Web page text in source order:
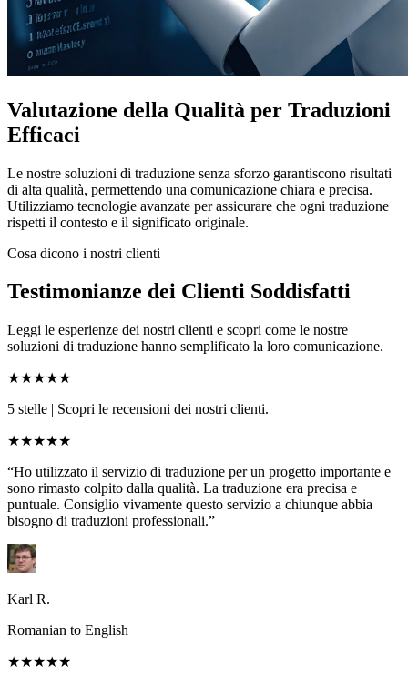
Valutazione della Qualità per Traduzioni
Efficaci
Le nostre soluzioni di traduzione senza sforzo garantiscono risultati
di alta qualità, permettendo una comunicazione chiara e precisa.
Utilizziamo tecnologie avanzate per assicurare che ogni traduzione
rispetti il contesto e il significato originale.
Cosa dicono i nostri clienti
Testimonianze dei Clienti Soddisfatti
Leggi le esperienze dei nostri clienti e scopri come le nostre
soluzioni di traduzione hanno semplificato la loro comunicazione.
★★★★★
5 stelle | Scopri le recensioni dei nostri clienti.
★★★★★
“Ho utilizzato il servizio di traduzione per un progetto importante e
sono rimasto colpito dalla qualità. La traduzione era precisa e
puntuale. Consiglio vivamente questo servizio a chiunque abbia
bisogno di traduzioni professionali.”
Karl R.
Romanian to English
★★★★★